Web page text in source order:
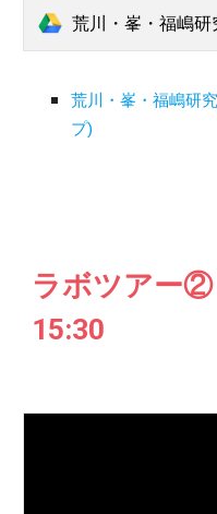
荒川・峯・福嶋研
荒川・峯・福嶋研
プ)
ラボツアー②
15:30